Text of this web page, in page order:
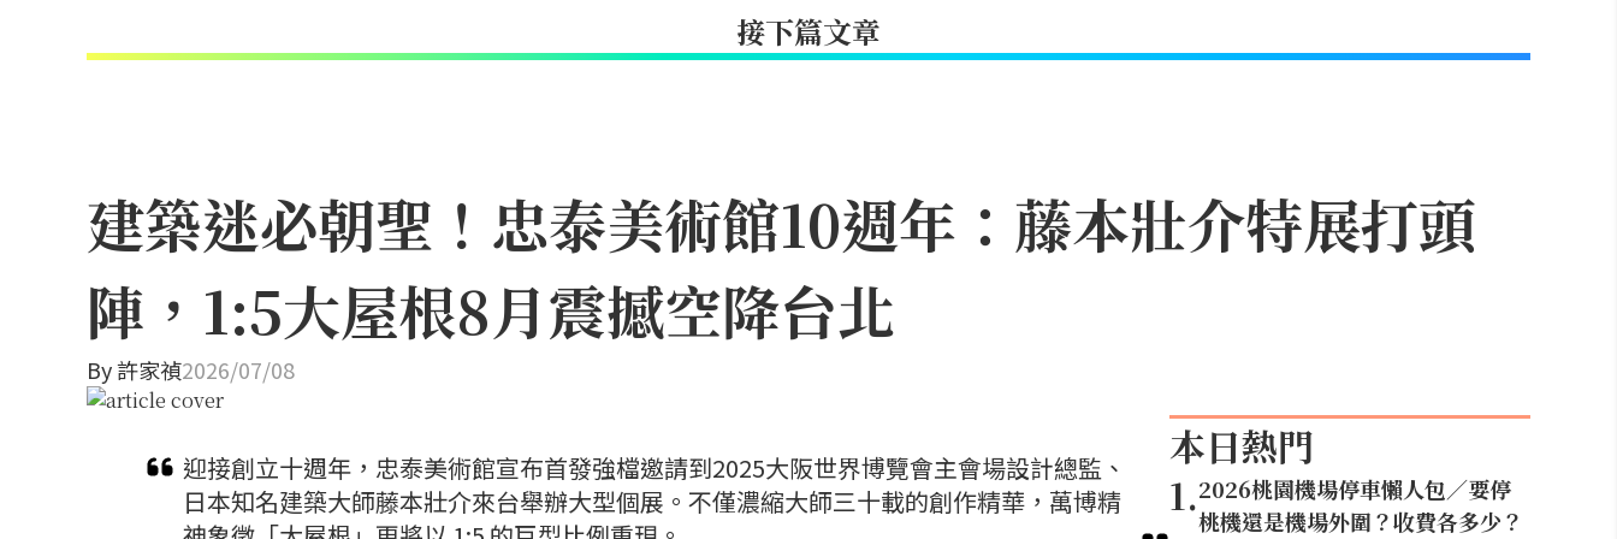
接下篇文章
建築迷必朝聖！忠泰美術館10週年：藤本壯介特展打頭
陣，1:5大屋根8月震撼空降台北
By許家禎2026/07/08
迎接創立十週年，忠泰美術館宣布首發強檔邀請到2025大阪世界博覽會主會場設計總監、
日本知名建築大師藤本壯介來台舉辦大型個展。不僅濃縮大師三十載的創作精華，萬博精
本日熱門
1.2026桃園機場停車懶人包／要停
桃機還是機場外圍？收費各多少？